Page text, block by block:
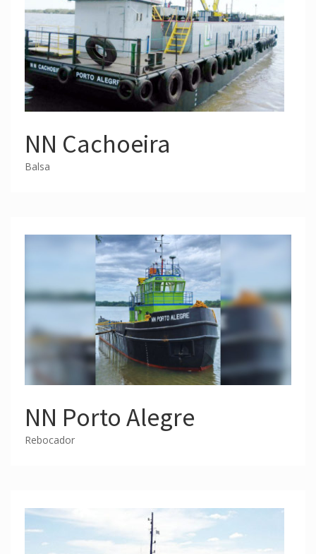
NN Cachoeira
Balsa
NN Porto Alegre
Rebocador